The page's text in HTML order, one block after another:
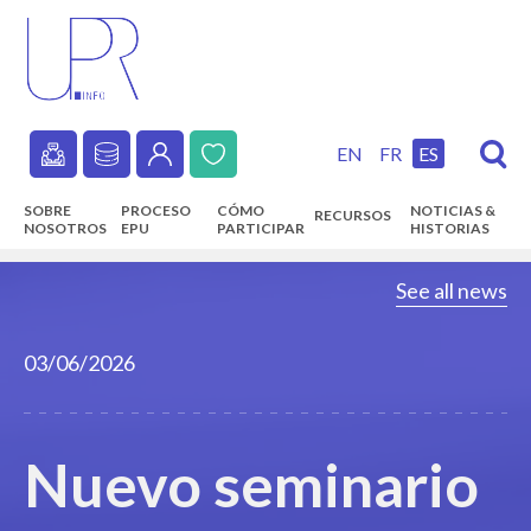
content
Secondary
navigation
EN FR ES
Main
SOBRE
NOSOTROS
PROCESO
EPU
CÓMO
PARTICIPAR
RECURSOS
NOTICIAS &
HISTORIAS
See all news
03/06/2026
Nuevo seminario